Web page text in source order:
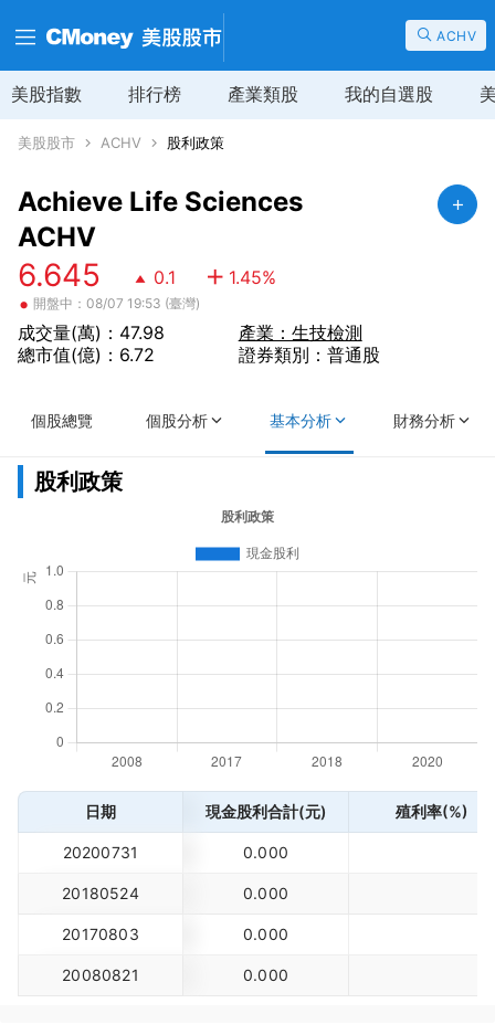
ACHV
美股指數 排行榜 產業類股 我的自選股
美股股市 ACHV 股利政策
Achieve Life Sciences
ACHV
6.645 0.1 1.45%
• 開盤中：08/07 19:53 (臺灣)
成交量(萬)：47.98
總市值(億)：6.72
產業：生技檢測
證券類別：普通股
個股總覽 個股分析 基本分析 財務分析
股利政策
日期 現金股利合計(元) 殖利率(%)
20200731 0.000
20180524 0.000
20170803 0.000
20080821 0.000